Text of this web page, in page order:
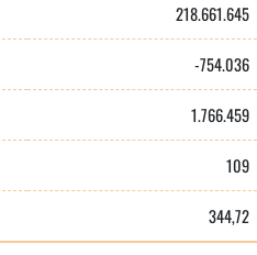
218.661.645
-754.036
1.766.459
109
344,72